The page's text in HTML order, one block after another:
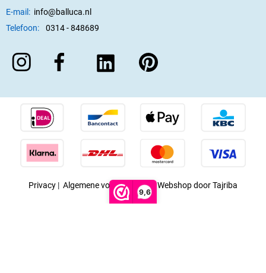
9,6
E-mail: info@balluca.nl
Telefoon:
0314 - 848689
Privacy | Algemene voorwaarden |Webshop door Tajriba